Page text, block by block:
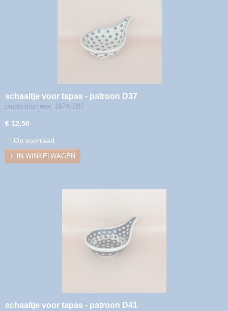
schaaltje voor tapas - patroon D37
productnummer: 167A-D37
€ 12,50
✓ Op voorraad
IN WINKELWAGEN
schaaltje voor tapas - patroon D41